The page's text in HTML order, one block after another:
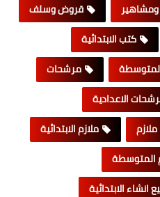
قروض وسلف
كتب الابتدائية
مرشحات
الاعدادية
ملازم
ملازم الابتدائية
المتوسطة
انشاء الابتدائية